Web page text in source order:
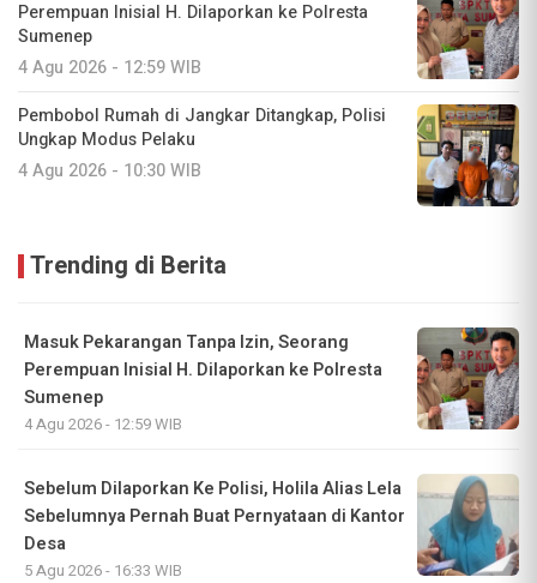
Perempuan Inisial H. Dilaporkan ke Polresta
Sumenep
4 Agu 2026 - 12:59 WIB
Pembobol Rumah di Jangkar Ditangkap, Polisi
Ungkap Modus Pelaku
4 Agu 2026 - 10:30 WIB
Trending di Berita
Masuk Pekarangan Tanpa Izin, Seorang
Perempuan Inisial H. Dilaporkan ke Polresta
Sumenep
4 Agu 2026 - 12:59 WIB
Sebelum Dilaporkan Ke Polisi, Holila Alias Lela
Sebelumnya Pernah Buat Pernyataan di Kantor
Desa
5 Agu 2026 - 16:33 WIB